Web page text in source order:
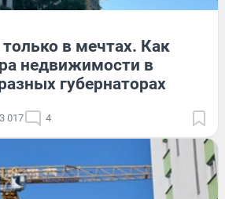
в мечтах. Как
недвижимости в
губернаторах
3 017 4